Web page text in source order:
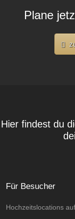
Plane
Hier findest du
Für Besucher
Hochzeitslocations